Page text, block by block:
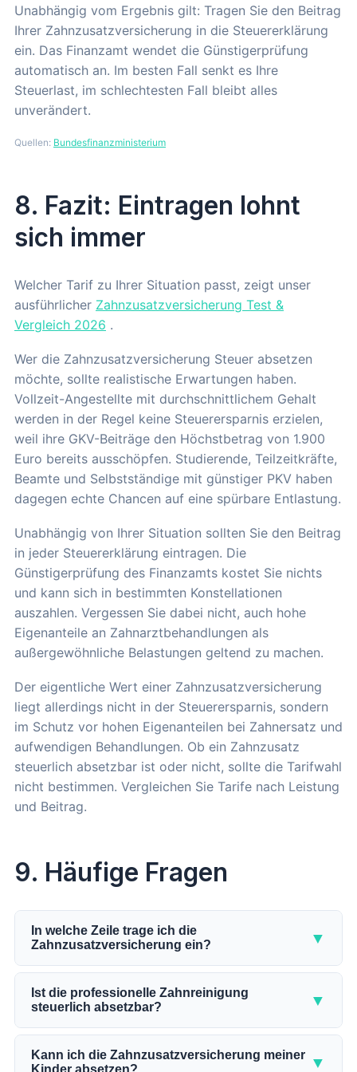
Unabhängig vom Ergebnis gilt: Tragen Sie den Beitrag
Ihrer Zahnzusatzversicherung in die Steuererklärung
ein. Das Finanzamt wendet die Günstigerprüfung
automatisch an. Im besten Fall senkt es Ihre
Steuerlast, im schlechtesten Fall bleibt alles
unverändert.
Quellen: Bundesfinanzministerium
8. Fazit: Eintragen lohnt
sich immer
Welcher Tarif zu Ihrer Situation passt, zeigt unser
ausführlicher Zahnzusatzversicherung Test &
Vergleich 2026 .
Wer die Zahnzusatzversicherung Steuer absetzen
möchte, sollte realistische Erwartungen haben.
Vollzeit-Angestellte mit durchschnittlichem Gehalt
werden in der Regel keine Steuerersparnis erzielen,
weil ihre GKV-Beiträge den Höchstbetrag von 1.900
Euro bereits ausschöpfen. Studierende, Teilzeitkräfte,
Beamte und Selbstständige mit günstiger PKV haben
dagegen echte Chancen auf eine spürbare Entlastung.
Unabhängig von Ihrer Situation sollten Sie den Beitrag
in jeder Steuererklärung eintragen. Die
Günstigerprüfung des Finanzamts kostet Sie nichts
und kann sich in bestimmten Konstellationen
auszahlen. Vergessen Sie dabei nicht, auch hohe
Eigenanteile an Zahnarztbehandlungen als
außergewöhnliche Belastungen geltend zu machen.
Der eigentliche Wert einer Zahnzusatzversicherung
liegt allerdings nicht in der Steuerersparnis, sondern
im Schutz vor hohen Eigenanteilen bei Zahnersatz und
aufwendigen Behandlungen. Ob ein Zahnzusatz
steuerlich absetzbar ist oder nicht, sollte die Tarifwahl
nicht bestimmen. Vergleichen Sie Tarife nach Leistung
und Beitrag.
9. Häufige Fragen
In welche Zeile trage ich die
Zahnzusatzversicherung ein?
▼
GKV-Versicherte tragen den Jahresbeitrag in Zeile
22 der Anlage Vorsorgeaufwand ein. Privat
Versicherte nutzen Zeile 27 derselben Anlage. Die
genaue Zeile hängt also von Ihrem
Versicherungsstatus ab.
Ist die professionelle Zahnreinigung
steuerlich absetzbar?
▼
Ja, die Kosten für eine professionelle
Zahnreinigung können Sie als außergewöhnliche
Kann ich die Zahnzusatzversicherung meiner ▼